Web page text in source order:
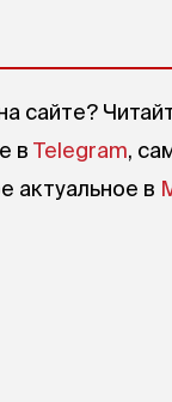
сайте?
вTelegram,